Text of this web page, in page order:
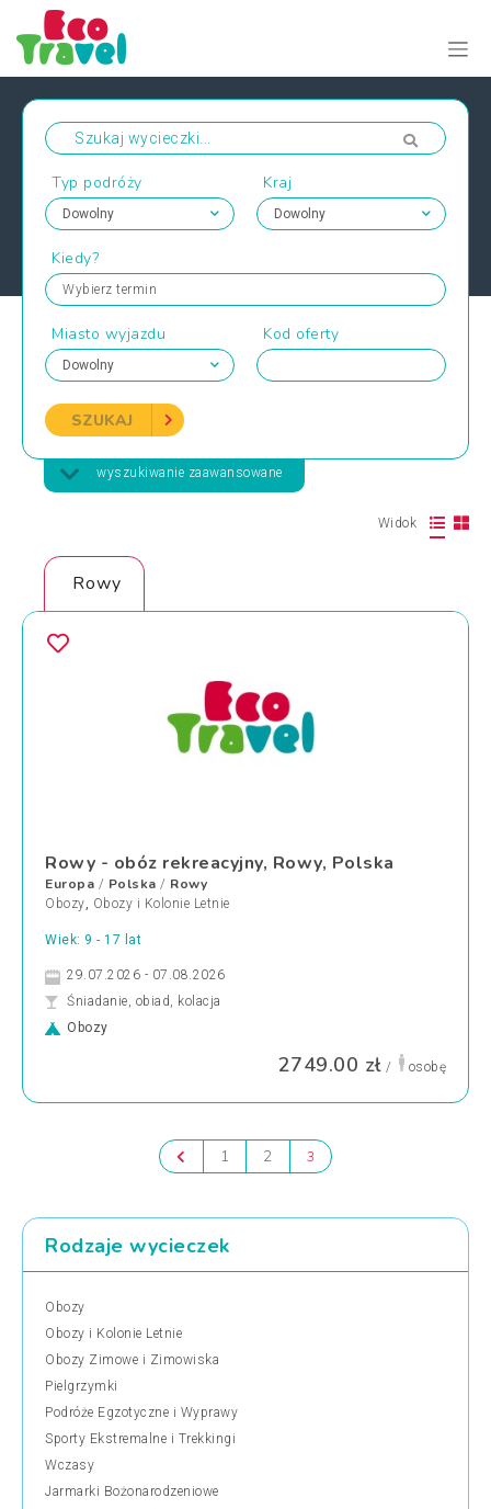
Typ podróży Kraj
Kiedy?
Wybierz termin
Miasto wyjazdu Kod oferty
SZUKAJ
wyszukiwanie zaawansowane
Widok
Rowy
Rowy - obóz rekreacyjny, Rowy, Polska
Europa / Polska / Rowy
Obozy, Obozy i Kolonie Letnie
Wiek: 9 - 17 lat
29.07.2026 - 07.08.2026
Śniadanie, obiad, kolacja
Obozy
2749.00 zł / osobę
1 2 3
Rodzaje wycieczek
Obozy
Obozy i Kolonie Letnie
Obozy Zimowe i Zimowiska
Pielgrzymki
Podróże Egzotyczne i Wyprawy
Sporty Ekstremalne i Trekkingi
Wczasy
Jarmarki Bożonarodzeniowe